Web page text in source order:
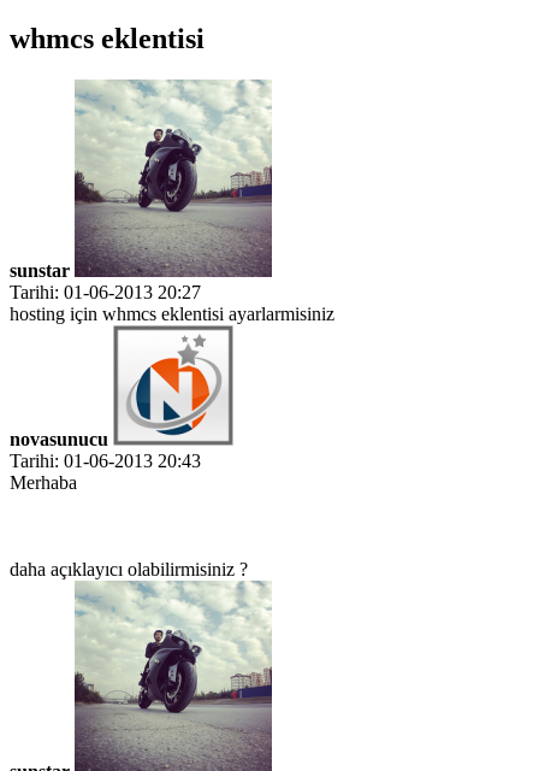
whmcs eklentisi
sunstar
Tarihi: 01-06-2013 20:27
hosting için whmcs eklentisi ayarlarmisiniz
novasunucu
Tarihi: 01-06-2013 20:43
Merhaba
daha açıklayıcı olabilirmisiniz ?